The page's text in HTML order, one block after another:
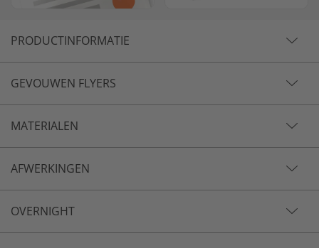
PRODUCTINFORMATIE
GEVOUWEN FLYERS
MATERIALEN
AFWERKINGEN
OVERNIGHT